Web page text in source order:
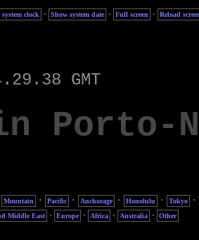
clock · Show system date · Full screen · Reload
Mountain · Pacific · Anchorage · Honolulu · Tokyo ·
Middle East · Europe · Africa · Australia · Other